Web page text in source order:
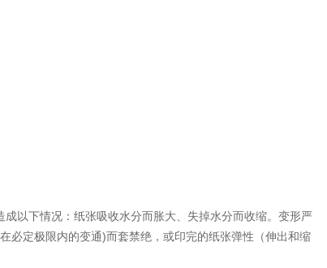
以下情况：纸张吸收水分而胀大、失掉水分而收缩。变形严
必定极限内的变通)而套禁绝，或印完的纸张弹性（伸出和缩